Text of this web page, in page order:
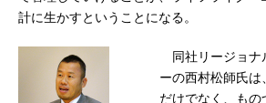
計に生かすということになる。
同社リージョナ
ーの西村松師氏は
だけでなく、もの